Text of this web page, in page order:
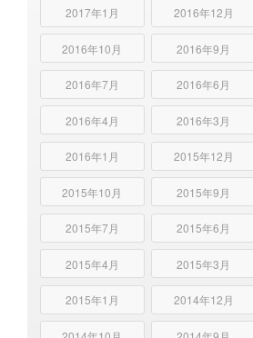
2017年1月 2016年12月
2016年10月 2016年9月
2016年7月 2016年6月
2016年4月 2016年3月
2016年1月 2015年12月
2015年10月 2015年9月
2015年7月 2015年6月
2015年4月 2015年3月
2015年1月 2014年12月